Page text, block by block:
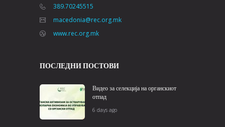
389.70245515
macedonia@rec.org.mk
www.rec.org.mk
ПОСЛЕДНИ ПОСТОВИ
Видео за селекција на органскиот
отпад
6 days ago